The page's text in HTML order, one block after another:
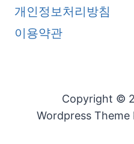
개인정보처리방침
이용약관
Copyright ©
Wordpress Theme